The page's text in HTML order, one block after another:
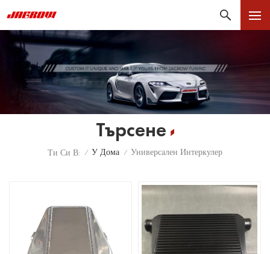
Търсене
Ти Си В: / У Дома / Универсален Интеркулер